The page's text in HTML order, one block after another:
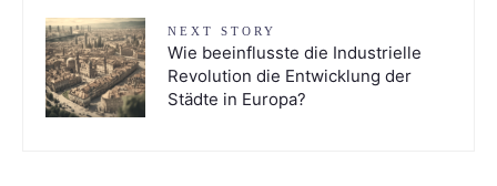
NEXT STORY
Wie beeinflusste die Industrielle
Revolution die Entwicklung der
Städte in Europa?